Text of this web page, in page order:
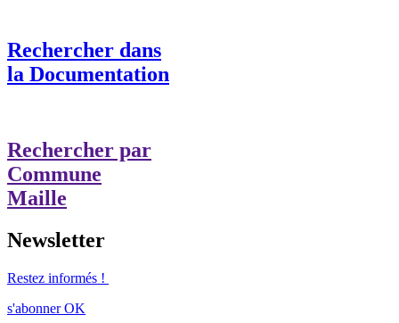
Rechercher dans
la Documentation
Rechercher par
Commune
Maille
Newsletter
Restez informés !
s'abonner OK